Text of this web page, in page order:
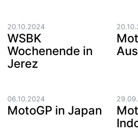
20.10.2024
WSBK
Wochenende in
Jerez
06.10.2024
MotoGP in Japan